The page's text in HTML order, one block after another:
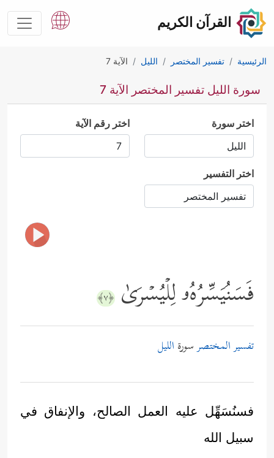
القرآن الكريم
الرئيسية تفسير المختصر الليل الآية 7
سورة الليل تفسير المختصر الآية 7
اختر سورة اختر رقم الآية
اختر التفسير
فَسَنُیَسِّرُهُۥ لِلۡیُسۡرَىٰ ﴿٧﴾
تفسير المختصرسورة الليل
فسنُسَهِّل عليه العمل الصالح، والإنفاق في
سبيل الله